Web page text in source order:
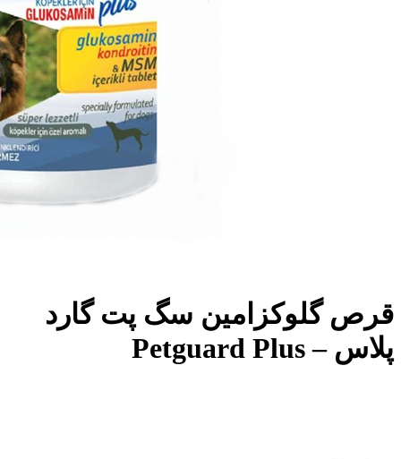
قرص گلوکزامین سگ پت گارد
پلاس – Petguard Plus